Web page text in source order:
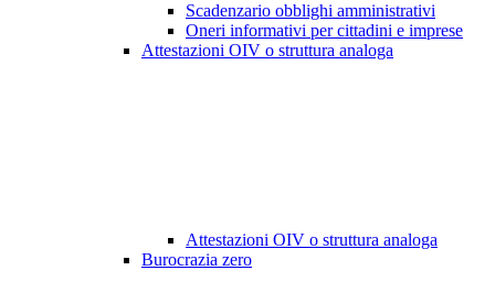
Scadenzario obblighi amministrativi
Oneri informativi per cittadini e imprese
Attestazioni OIV o struttura analoga
Attestazioni OIV o struttura analoga
Burocrazia zero